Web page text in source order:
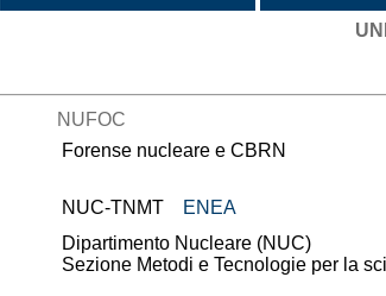
NUFOC
Forense nucleare e CBRN
NUC-TNMT
ENEA
Dipartimento Nucleare (NUC)
Sezione Metodi e Tecnologie per la